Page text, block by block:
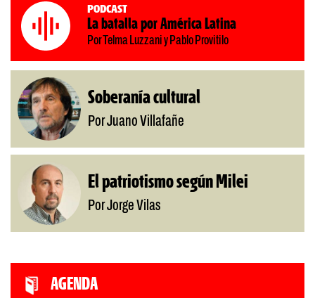
Podcast
La batalla por América Latina
Por Telma Luzzani y Pablo Provitilo
Soberanía cultural
Por Juano Villafañe
El patriotismo según Milei
Por Jorge Vilas
AGENDA